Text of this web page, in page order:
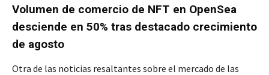
Volumen de comercio de NFT en OpenSea
desciende en 50% tras destacado crecimiento
de agosto
Otra de las noticias resaltantes sobre el mercado de las